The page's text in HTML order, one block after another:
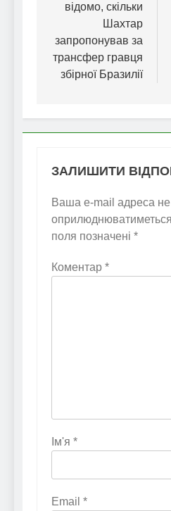
відомо, скільки
Шахтар
запропонував за
трансфер гравця
збірної Бразилії
ЗАЛИШИТИ
Ваша e-mail адреса не
поля позначені *
Коментар *
Ім'я *
Email *